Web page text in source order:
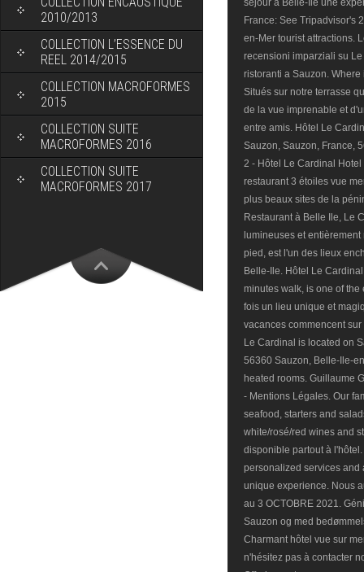
2010/2013
COLLECTION L’ESSENCE DU
REEL 2014/2015
COLLECTION MACROFORMES
2015
COLLECTION SUITE
MACROFORMES 2016
COLLECTION SUITE
MACROFORMES 2017